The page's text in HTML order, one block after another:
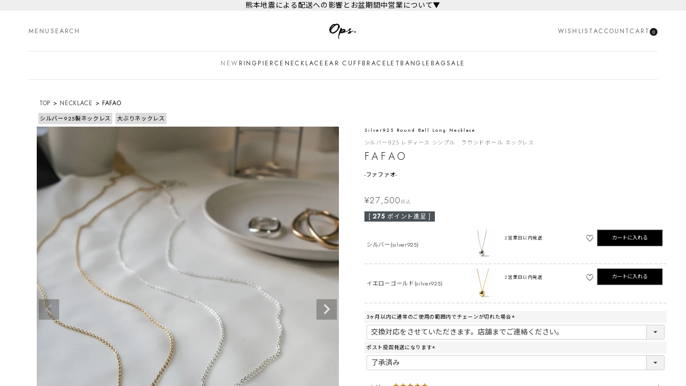
熊本地震による配送への影響とお盆期間中営業について▼
MENU SEARCH WISHLISTACCOUNTCART 0
NEW RING PIERCE NECKLACE EAR CUFFBRACELET BANGLE BAGSALE
SEARCH
TOP NECKLACE FAFAO
シルバー925製ネックレス 大ぶりネックレス
Silver925 Round Ball Long Necklace
シルバー925 レディース シンプル ラウンドボール ネックレス
FAFAO
-ファファオ-
¥27,500税込
[ 275 ポイント進呈 ]
シルバー(silver925)
2営業日以内発送 カートに入れる
イエローゴールド(silver925)
2営業日以内発送 カートに入れる
3ヶ月以内に通常のご使用の範囲内でチェーンが切れた場合
(
必
須
ポスト投函発送になります
(
須